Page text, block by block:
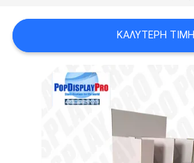
SITEMAP
PRIVACY
ΚΑΛΎΤΕΡΗ ΤΙΜΉ